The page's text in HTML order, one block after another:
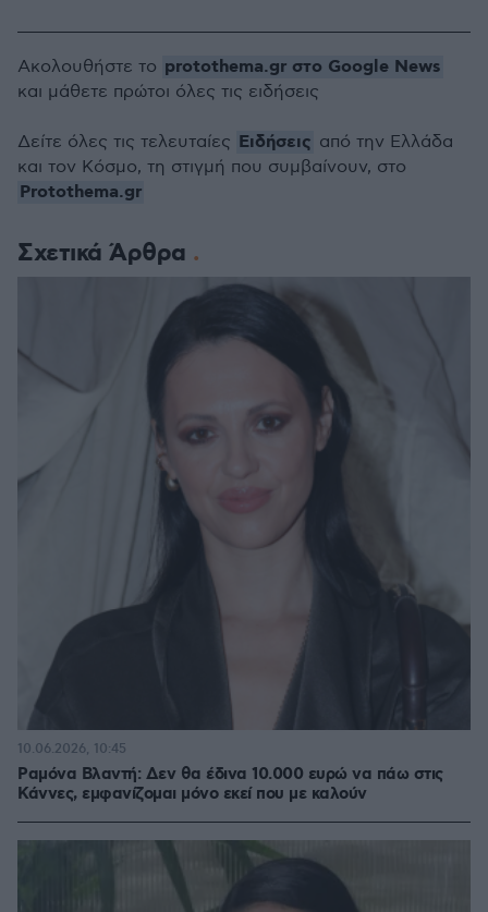
Σχετικά Άρθρα
Ραμόνα Βλαντή: Δεν θα έδινα 10.000 ευρώ να πάω στις
Κάννες, εμφανίζομαι μόνο εκεί που με καλούν
10.06.2026, 10:45
Ακολουθήστε το protothema.gr στο Google News
και μάθετε πρώτοι όλες τις ειδήσεις
Δείτε όλες τις τελευταίες Ειδήσεις από την Ελλάδα
και τον Κόσμο, τη στιγμή που συμβαίνουν, στο
Protothema.gr